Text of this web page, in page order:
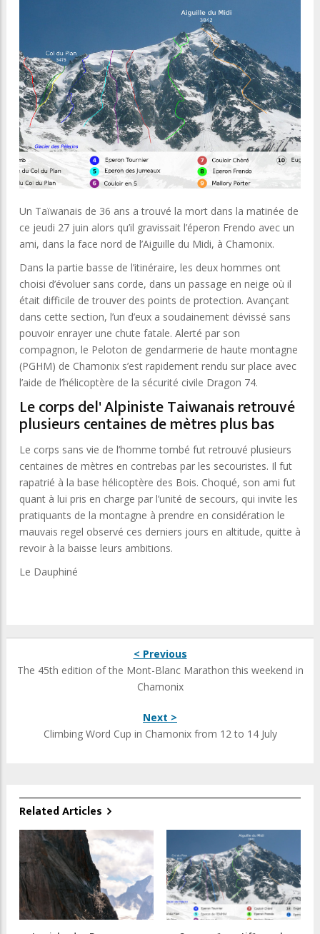
Un Taïwanais de 36 ans a trouvé la mort dans la matinée de
ce jeudi 27 juin alors qu’il gravissait l’éperon Frendo avec un
ami, dans la face nord de l’Aiguille du Midi, à Chamonix.
Dans la partie basse de l’itinéraire, les deux hommes ont
choisi d’évoluer sans corde, dans un passage en neige où il
était difficile de trouver des points de protection. Avançant
dans cette section, l’un d’eux a soudainement dévissé sans
pouvoir enrayer une chute fatale. Alerté par son
compagnon, le Peloton de gendarmerie de haute montagne
(PGHM) de Chamonix s’est rapidement rendu sur place avec
l’aide de l’hélicoptère de la sécurité civile Dragon 74.
Le corps del' Alpiniste Taiwanais retrouvé
plusieurs centaines de mètres plus bas
Le corps sans vie de l’homme tombé fut retrouvé plusieurs
centaines de mètres en contrebas par les secouristes. Il fut
rapatrié à la base hélicoptère des Bois. Choqué, son ami fut
quant à lui pris en charge par l’unité de secours, qui invite les
pratiquants de la montagne à prendre en considération le
mauvais regel observé ces derniers jours en altitude, quitte à
revoir à la baisse leurs ambitions.
Le Dauphiné
< Previous
The 45th edition of the Mont-Blanc Marathon this weekend in
Chamonix
Next >
Climbing Word Cup in Chamonix from 12 to 14 July
Related Articles